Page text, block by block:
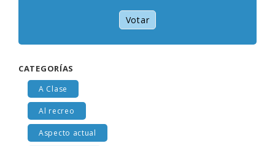
Votar
CATEGORÍAS
A Clase
Al recreo
Aspecto actual